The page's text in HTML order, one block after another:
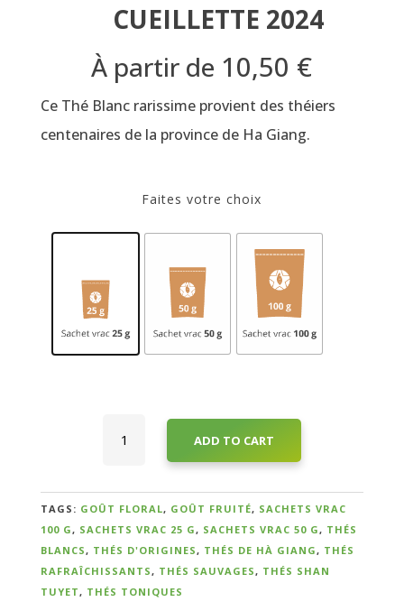
sommes-
nous
?
CUEILLETTE 2024
À partir de 10,50 €
Ce Thé Blanc rarissime provient des théiers
centenaires de la province de Ha Giang.
Faites votre choix
Blanc
Trà
Tiên
Cueillette
2024
quantity
ADD TO CART
TAGS: GOÛT FLORAL, GOÛT FRUITÉ, SACHETS VRAC
100 G, SACHETS VRAC 25 G, SACHETS VRAC 50 G, THÉS
BLANCS, THÉS D'ORIGINES, THÉS DE HÀ GIANG, THÉS
RAFRAÎCHISSANTS, THÉS SAUVAGES, THÉS SHAN
TUYET, THÉS TONIQUES